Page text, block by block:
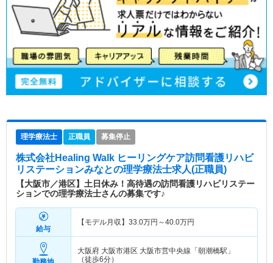
理学療法士 正職員 募集停止
株式会社Healing Walk ヒーリングケア訪問看護リハビ
リステーションみなとの理学療法士求人(正職員)
【大阪市／港区】土日休み！高待遇の訪問看護リハビリステー
ションでの理学療法士さんの募集です♪
給与
【モデル月収】 33.0万円～40.0万円
大阪府 大阪市港区 大阪市営中央線「朝潮橋駅」
（徒歩6分）